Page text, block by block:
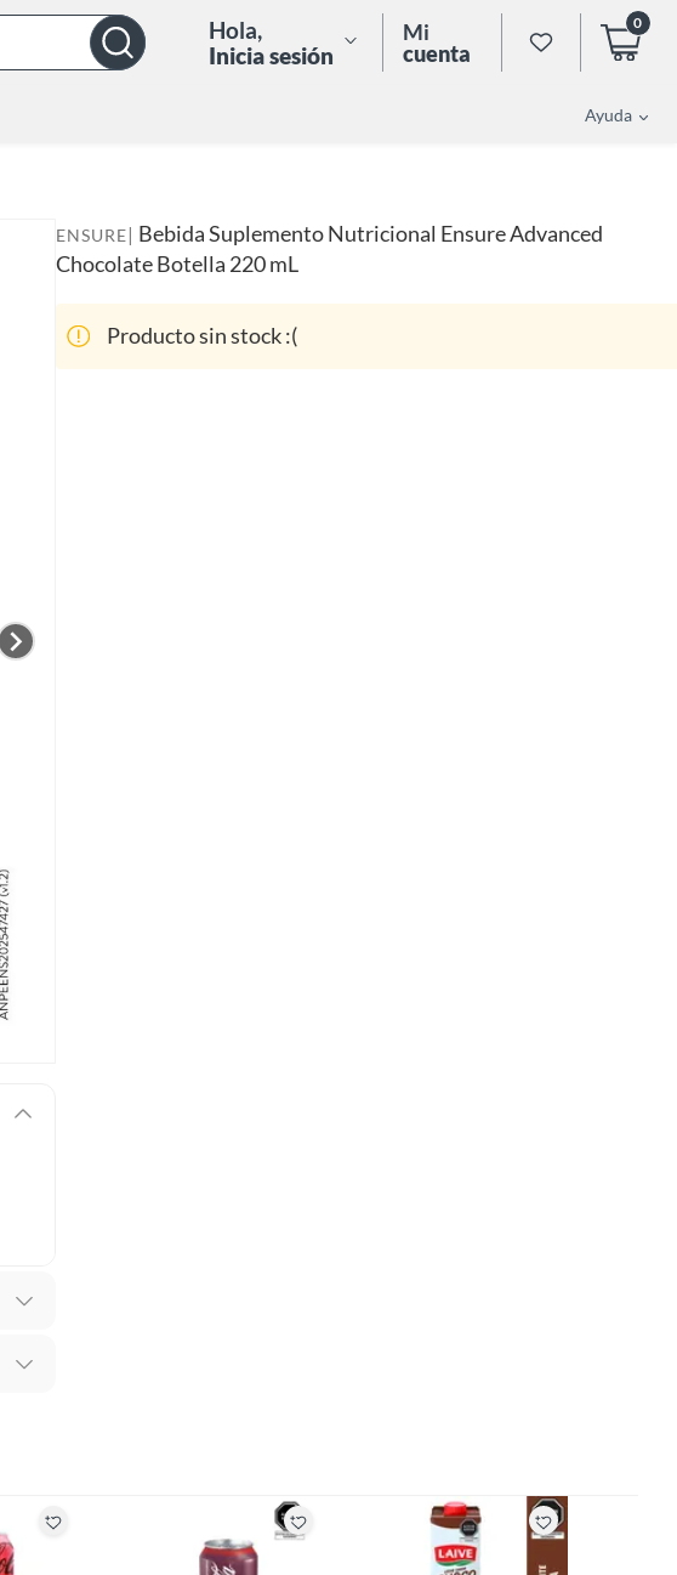
Hola,
Inicia sesión
Mi
cuenta
0
Ayuda
ENSURE| Bebida Suplemento Nutricional Ensure Advanced
Chocolate Botella 220 mL
Producto sin stock :(